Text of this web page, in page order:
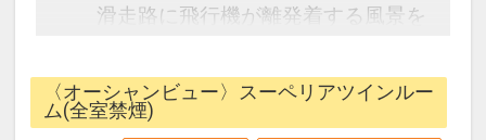
滑走路に飛行機が離発着する風景を
ら見ることができるドラマチックな
眺望です。
素足でもここと酔い再ざる風の織物
〈オーシャンビュー〉スーペリアツインルー
ム(全室禁煙)